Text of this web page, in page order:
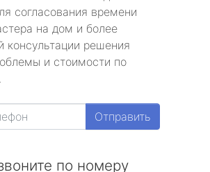
согласования времени
на дом и более
консультации решения
и стоимости по
Отправить
по номеру